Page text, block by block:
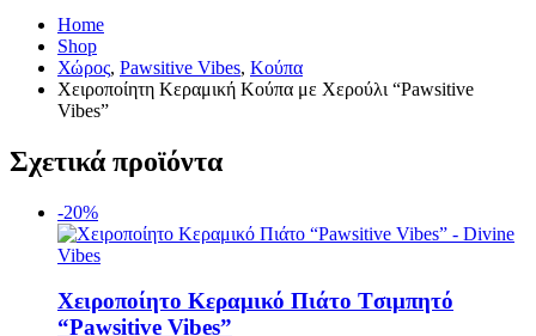
Home
Shop
Χώρος, Pawsitive Vibes, Κούπα
Χειροποίητη Κεραμική Κούπα με Χερούλι “Pawsitive
Vibes”
Σχετικά προϊόντα
-20%
Χειροποίητο Κεραμικό Πιάτο Tσιμπητό
“Pawsitive Vibes”